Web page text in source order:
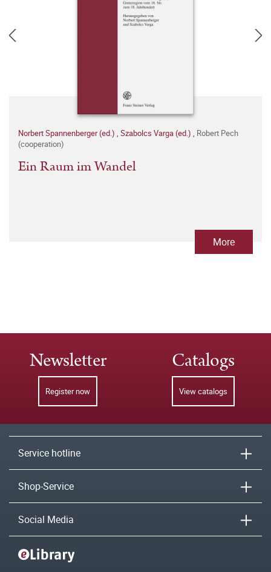
Norbert Spannenberger (ed.) , Szabolcs Varga (ed.) , Robert Pech
(cooperation)
Ein Raum im Wandel
More
Newsletter
Register now
Catalogs
View catalogs
Service hotline
Shop-Service
Social Media